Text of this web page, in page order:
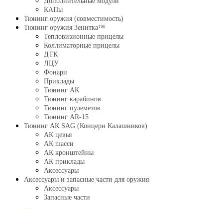
КАПы
Тюнинг оружия (совместимость)
Тюнинг оружия Зенитка™
Тепловизионные прицелы
Коллиматорные прицелы
ДТК
ЛЦУ
Фонари
Приклады
Тюнинг АК
Тюнинг карабинов
Тюнинг пулеметов
Тюнинг AR-15
Тюнинг АК SAG (Концерн Калашников)
АК цевья
АК шасси
АК кронштейны
АК приклады
Аксессуары
Аксессуары и запасные части для оружия
Аксессуары
Запасные части